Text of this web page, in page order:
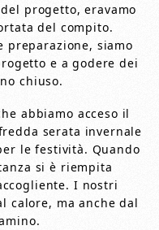
progetto, eravamo
del compito.
preparazione, siamo
e a godere dei
chiuso.
abbiamo acceso il
serata invernale
le festività. Quando
si è riempita
I nostri
calore, ma anche dal